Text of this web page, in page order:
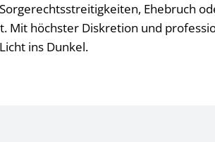
Ehebruch
Mit höchster Diskretion und
ins Dunkel.